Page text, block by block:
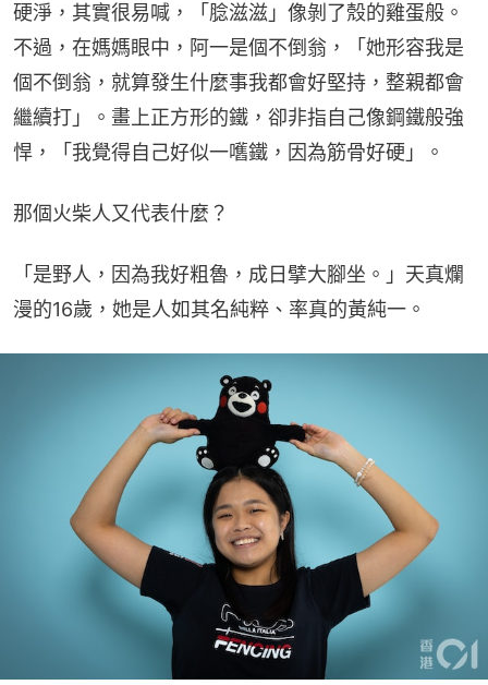
硬淨，其實很易喊，「腍滋滋」像剝了殼的雞蛋般。
不過，在媽媽眼中，阿一是個不倒翁，「她形容我是
個不倒翁，就算發生什麼事我都會好堅持，整親都會
繼續打」。畫上正方形的鐵，卻非指自己像鋼鐵般強
悍，「我覺得自己好似一嚿鐵，因為筋骨好硬」。
那個火柴人又代表什麼？
「是野人，因為我好粗魯，成日擘大腳坐。」天真爛
漫的16歲，她是人如其名純粹、率真的黃純一。